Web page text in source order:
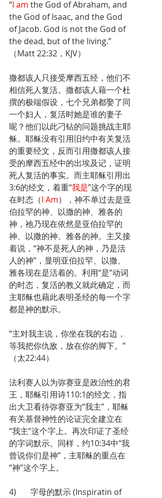
“I am the God of Abraham, and
the God of Isaac, and the God
of Jacob. God is not the God of
the dead, but of the living.”
（Matt 22:32，KJV）
撒都该人只接受摩西五经，他们不
相信死人复活。撒都该人藉一个杜
撰的极端假设，七个兄弟都娶了同
一个妇人，复活时她是谁的妻子
呢？他们以此刁钻的问题挑战主耶
稣。耶稣没有引用旧约中有关复活
的重要经文，反而引用撒都该人接
受的摩西五经中的出埃及记，证明
死人复活的事实。而主耶稣引用出
3:6的经文，着重“我是”这个字的现
在时态（I Am），神不单过去是亚
伯拉罕的神、以撒的神、雅各的
神，祂乃现在依然是亚伯拉罕的
神、以撒的神、雅各的神。主又接
着说，“神不是死人的神，乃是活
人的神”，显明亚伯拉罕、以撒、
雅各现在是活着的。利用“是”动词
的时态，复活的教义就此确定，而
主耶稣也藉此表明圣经的每一个字
都是神的默示。
“主对我主说，你坐在我的右边，
等我把你仇敌，放在你的脚下。”
（太22:44）
法利赛人以为弥赛亚是政治性的君
王，耶稣引用诗110:1的经文，指
出大卫看待弥赛亚为“我主”，耶稣
有关基督神性的论证完全建立在
“我主”这个字上。再次印证了圣经
的字词默示。同样，约10:34中“我
曾说你们是神”，主耶稣的重点在
“神”这个字上。
4)       字母的默示 (Inspiratin of